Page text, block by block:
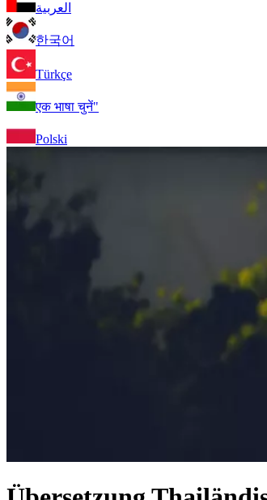
العربية
한국어
Türkçe
एक भाषा चुनें"
Polski